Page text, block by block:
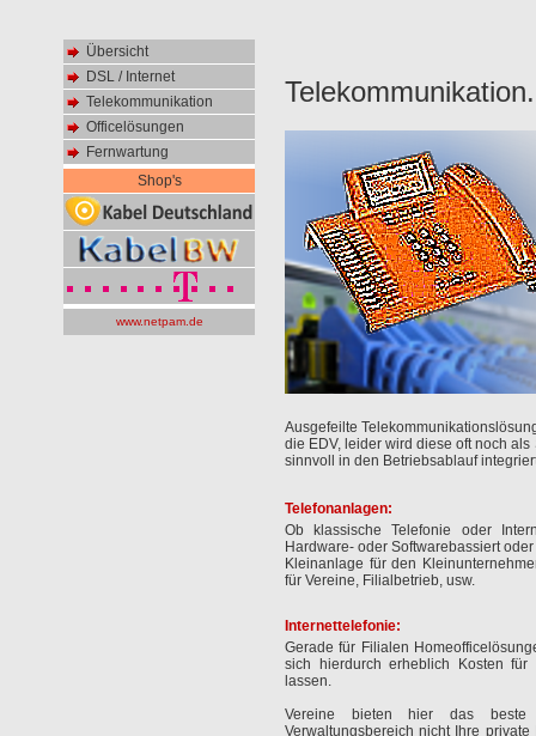
Übersicht
DSL / Internet
Telekommunikation
Officelösungen
Fernwartung
Shop's
www.netpam.de